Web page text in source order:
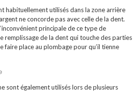
habituellement utilisés dans la zone arrière
ne concorde pas avec celle de la dent.
principale de ce type de
remplissage de la dent qui touche des parties
faire place au plombage pour qu’il tienne
sont également utilisés lors de plusieurs